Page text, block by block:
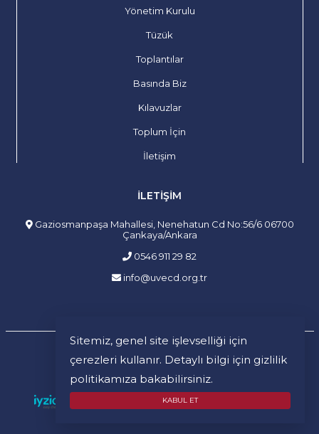
Sitemiz, genel site işlevselliği için
çerezleri kullanır. Detaylı bilgi için gizlilik
politikamıza bakabilirsiniz.
KABUL ET
Yönetim Kurulu
Tüzük
Toplantılar
Basında Biz
Kılavuzlar
Toplum İçin
İletişim
İLETIŞIM
Gaziosmanpaşa Mahallesi, Nenehatun Cd No:56/6 06700
Çankaya/Ankara
0546 911 29 82
info@uvecd.org.tr
Gizlilik ve Güvenlik Sözleşmesi
Mesafeli Satış Sözleşmesi
İptal ve İade Şartları